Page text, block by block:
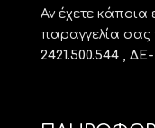
Αν έχετε κάποια
παραγγελία σας
2421.500.544 ,